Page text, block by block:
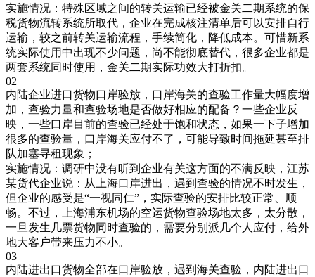
实施情况：特殊区域之间的转关运输已经被金关二期系统的保
税货物流转系统所取代，企业在完成核注清单后可以安排自行
运输，较之前转关运输流程，手续简化，降低成本。可惜新系
统实际使用中出现不少问题，尚不能彻底替代，很多企业都是
两套系统同时使用，金关二期实际功效大打折扣。
02
内陆企业进口货物口岸验放，口岸海关的查验工作量大幅度增
加，查验力量和查验场地是否做好相应的配备？一些企业反
映，一些口岸目前的查验已经处于饱和状态，如果一下子增加
很多的查验量，口岸海关应付不了，可能导致时间拖延甚至排
队加塞寻租现象；
实施情况：调研中没有听到企业有关这方面的不满反映，江苏
某货代企业说：从上海口岸进出，遇到查验的情况不时发生，
但企业的感受是“一视同仁”，实际查验的安排比较正常、顺
畅。不过，上海浦东机场的空运货物查验场地太多，太分散，
一旦发生几票货物同时查验的，需要分别派几个人应付，给外
地大客户带来压力不小。
03
内陆进出口货物全部在口岸验放，遇到海关查验，内陆进出口